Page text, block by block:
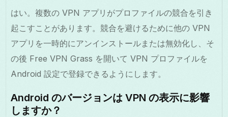
はい。複数の VPN アプリがプロファイルの競合を引き
起こすことがあります。競合を避けるために他の VPN
アプリを一時的にアンインストールまたは無効化し、そ
の後 Free VPN Grass を開いて VPN プロファイルを
Android 設定で登録できるようにします。
Android のバージョンは VPN の表示に影響
しますか？